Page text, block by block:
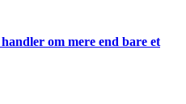
om mere end bare et